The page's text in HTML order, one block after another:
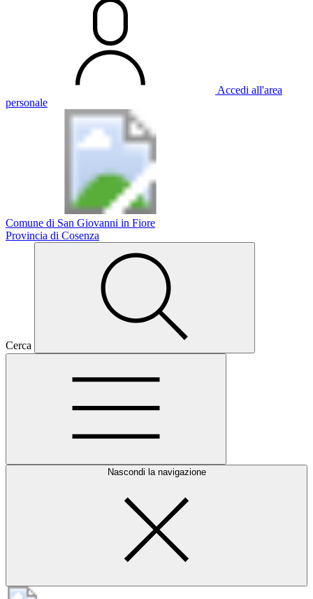
Accedi all'area
personale
Comune di San Giovanni in Fiore
Provincia di Cosenza
Cerca
Nascondi la navigazione